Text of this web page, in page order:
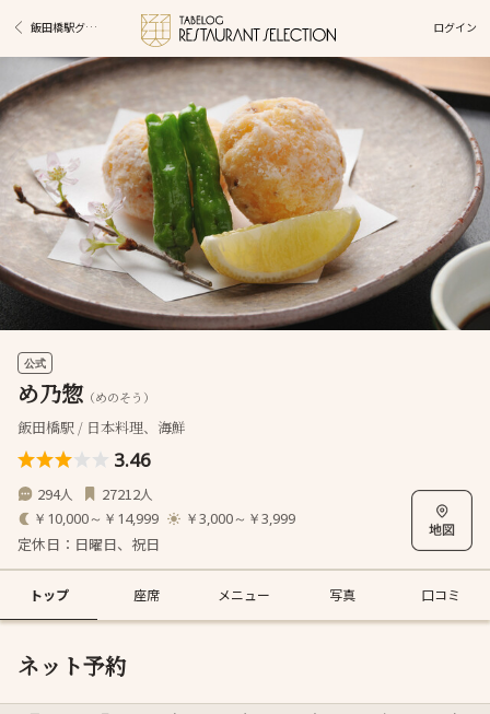
飯田橋駅グルメ ログイン
公式
め乃惣 （めのそう）
飯田橋駅 / 日本料理、海鮮
3.46
294人 27212人
￥10,000～￥14,999 ￥3,000～￥3,999
定休日：日曜日、祝日
トップ 座席 メニュー 写真 口コミ
ネット予約